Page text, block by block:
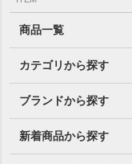
商品一覧
カテゴリから探す
ブランドから探す
新着商品から探す